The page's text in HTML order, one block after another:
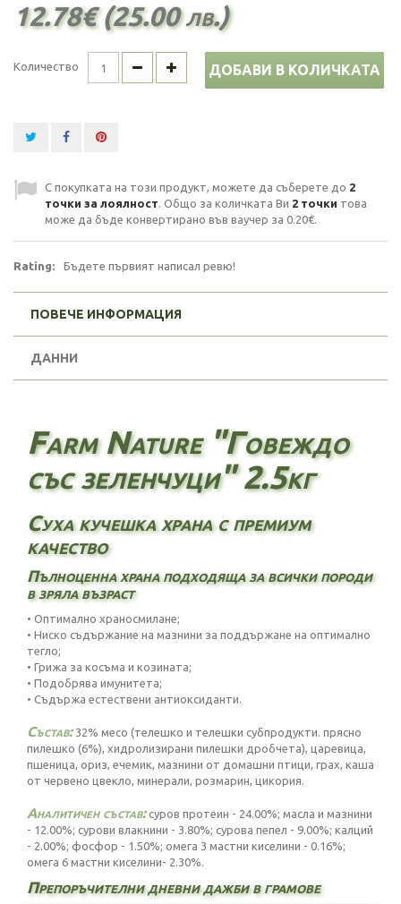
12.78€ (25.00 лв.)
Количество ДОБАВИ В КОЛИЧКАТА
С покупката на този продукт, можете да съберете до 2
точки за лоялност. Общо за количката Ви 2 точки това
може да бъде конвертирано във ваучер за 0.20€.
Rating: Бъдете първият написал ревю!
ПОВЕЧЕ ИНФОРМАЦИЯ
ДАННИ
Farm Nature "Говеждо
със зеленчуци" 2.5кг
Суха кучешка храна с премиум
качество
Пълноценна храна подходяща за всички породи
в зряла възраст
• Оптимално храносмилане;
• Ниско съдържание на мазнини за поддържане на оптимално
тегло;
• Грижа за косъма и козината;
• Подобрява имунитета;
• Съдържа естествени антиоксиданти.
Състав:32% месо (телешко и телешки субпродукти. прясно
пилешко (6%), хидролизирани пилешки дробчета), царевица,
пшеница, ориз, ечемик, мазнини от домашни птици, грах, каша
от червено цвекло, минерали, розмарин, цикория.
Аналитичен състав:суров протеин - 24.00%; масла и мазнини
- 12.00%; сурови влакнини - 3.80%; сурова пепел - 9.00%; калций
- 2.00%; фосфор - 1.50%; омега 3 мастни киселини - 0.16%;
омега 6 мастни киселини- 2.30%.
Препоръчителни дневни дажби в грамове